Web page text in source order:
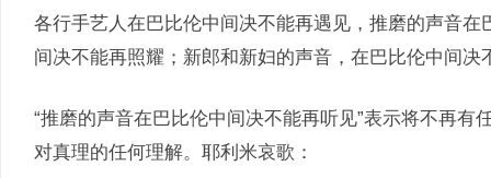
各行手艺人在巴比伦中间决不能再遇见，推磨的声音
间决不能再照耀；新郎和新妇的声音，在巴比伦中间决
“推磨的声音在巴比伦中间决不能再听见”表示将不再有
对真理的任何理解。耶利米哀歌：